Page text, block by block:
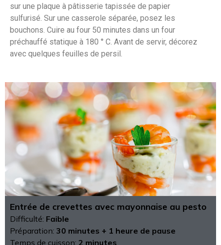
sur une plaque à pâtisserie tapissée de papier
sulfurisé. Sur une casserole séparée, posez les
bouchons. Cuire au four 50 minutes dans un four
préchauffé statique à 180 ° C. Avant de servir, décorez
avec quelques feuilles de persil.
Entrée de crevettes avec mayonnaise au pesto
Difficulté: Faible
Préparation: 30 minutes + 1 heure de pause
Temps de cuisson: 2 minutes